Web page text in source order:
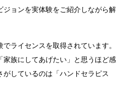
ジョンを実体験をご紹介しながら解
ライセンスを取得されています。
家族にしてあげたい」と思うほど感
しているのは「ハンドセラピス